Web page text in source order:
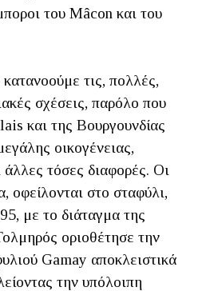
του Mâcon και του
τις, πολλές,
σχέσεις, παρόλο που
και της Βουργουνδίας
οικογένειας,
τόσες διαφορές. Οι
οφείλονται στο σταφύλι,
με το διάταγμα της
οριοθέτησε την
Gamay αποκλειστικά
την υπόλοιπη